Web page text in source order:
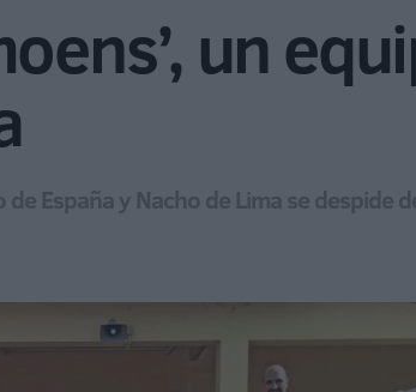
un
España y Nacho de Lima se